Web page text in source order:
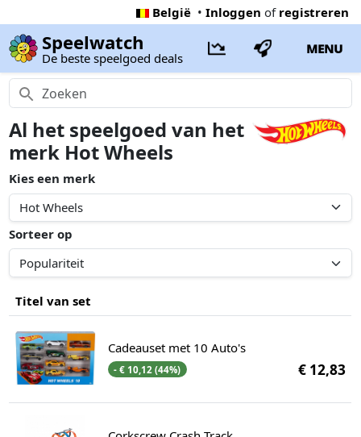
België • Inloggen of registreren
Speelwatch
De beste speelgoed deals
MENU
Al het speelgoed van het
merk Hot Wheels
Kies een merk
Sorteer op
Titel van set
Cadeauset met 10 Auto's
- € 10,12 (44%) € 12,83